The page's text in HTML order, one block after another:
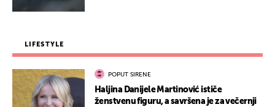
LIFESTYLE
POPUT SIRENE
Haljina Danijele Martinović ističe
ženstvenu figuru, a savršena je za večernji